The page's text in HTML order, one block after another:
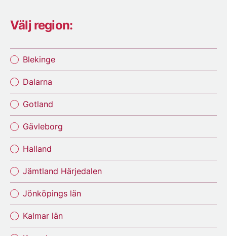
Välj region:
Blekinge
Dalarna
Gotland
Gävleborg
Halland
Jämtland Härjedalen
Jönköpings län
Kalmar län